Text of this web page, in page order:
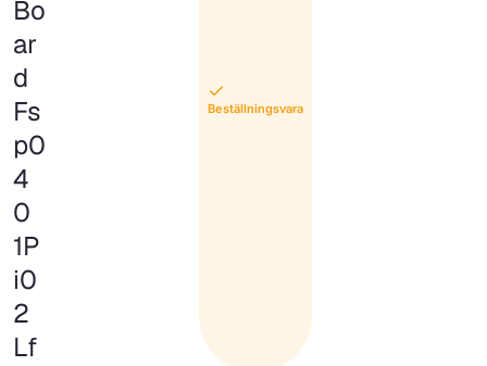
Bo
ar
d
Fs
p0
4
0
1P
i0
2
Lf
Beställningsvara